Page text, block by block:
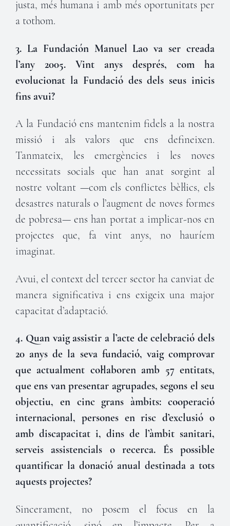
justa, més humana i amb més oportunitats per
a tothom.
3. La Fundación Manuel Lao va ser creada
l’any 2005. Vint anys després, com ha
evolucionat la Fundació des dels seus inicis
fins avui?
A la Fundació ens mantenim fidels a la nostra
missió i als valors que ens defineixen.
Tanmateix, les emergències i les noves
necessitats socials que han anat sorgint al
nostre voltant —com els conflictes bèl·lics, els
desastres naturals o l’augment de noves formes
de pobresa— ens han portat a implicar-nos en
projectes que, fa vint anys, no hauríem
imaginat.
Avui, el context del tercer sector ha canviat de
manera significativa i ens exigeix una major
capacitat d’adaptació.
4. Quan vaig assistir a l’acte de celebració dels
20 anys de la seva fundació, vaig comprovar
que actualment col·laboren amb 57 entitats,
que ens van presentar agrupades, segons el seu
objectiu, en cinc grans àmbits: cooperació
internacional, persones en risc d’exclusió o
amb discapacitat i, dins de l’àmbit sanitari,
serveis assistencials o recerca. És possible
quantificar la donació anual destinada a tots
aquests projectes?
Sincerament, no posem el focus en la